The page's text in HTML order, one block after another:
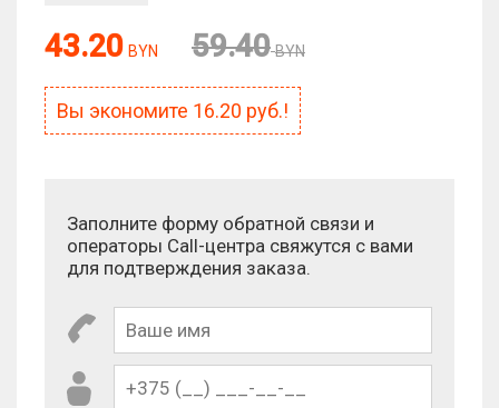
Антиспам:
43.20 BYN 59.40 BYN
Вы экономите 16.20 руб.!
Заполните форму обратной связи и
операторы Call-центра свяжутся с вами
для подтверждения заказа.